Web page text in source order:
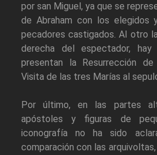
por san Miguel, ya que se
de Abraham con los elegidos
pecadores castigados. Al otro
derecha del espectador,
presentan la Resurrección
Visita de las tres Marías al
Por último, en las partes
apóstoles y figuras de
iconografía no ha sido
comparación con las